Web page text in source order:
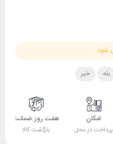
بله خیر
امکان
پرداخت در محل
هفت روز ضمانت
بازگشت کالا